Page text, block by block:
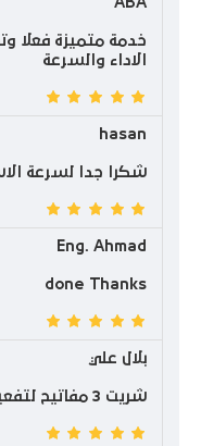
خدمة متميزة فعلا
الاداء والسرعة
hasan
شكرا جدا لسرعة
Eng. Ahmad
done Thanks
بلال علي
شريت 3 مفاتيح لتفعيل الاجهزة لدي وتفعل عندي